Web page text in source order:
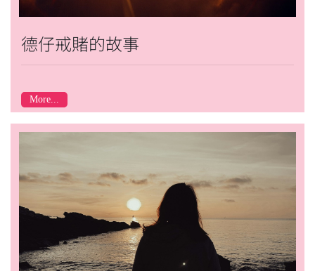
德仔戒賭的故事
More...